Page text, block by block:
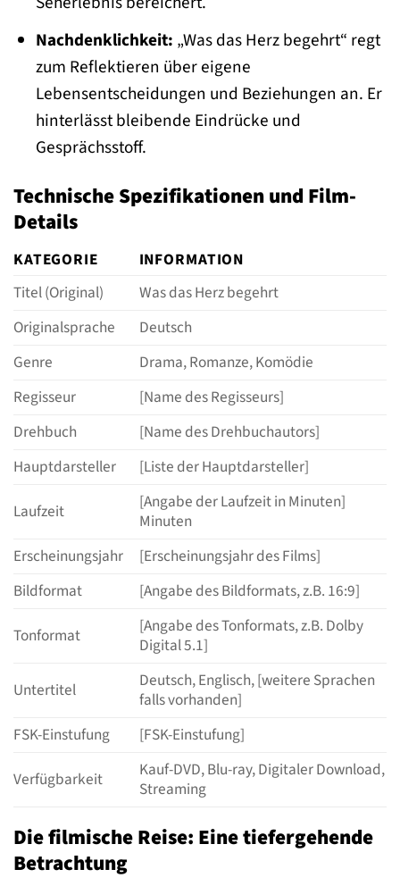
Nachdenklichkeit: „Was das Herz begehrt“ regt
zum Reflektieren über eigene
Lebensentscheidungen und Beziehungen an. Er
hinterlässt bleibende Eindrücke und
Gesprächsstoff.
Technische Spezifikationen und Film-
Details
KATEGORIE
INFORMATION
Titel (Original)
Was das Herz begehrt
Originalsprache
Deutsch
Genre
Drama, Romanze, Komödie
Regisseur
[Name des Regisseurs]
Drehbuch
[Name des Drehbuchautors]
Hauptdarsteller
[Liste der Hauptdarsteller]
Laufzeit
[Angabe der Laufzeit in Minuten]
Minuten
Erscheinungsjahr
[Erscheinungsjahr des Films]
Bildformat
[Angabe des Bildformats, z.B. 16:9]
Tonformat
[Angabe des Tonformats, z.B. Dolby
Digital 5.1]
Untertitel
Deutsch, Englisch, [weitere Sprachen
falls vorhanden]
FSK-Einstufung
[FSK-Einstufung]
Verfügbarkeit
Kauf-DVD, Blu-ray, Digitaler Download,
Streaming
Die filmische Reise: Eine tiefergehende
Betrachtung